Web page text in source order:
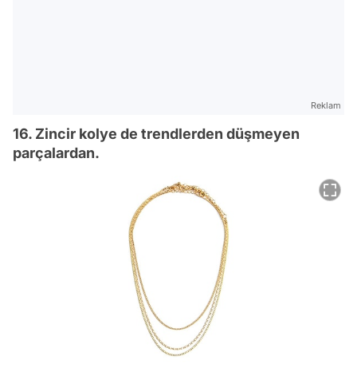
Reklam
16. Zincir kolye de trendlerden düşmeyen
parçalardan.